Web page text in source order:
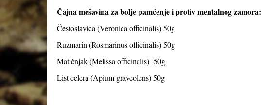
Čajna mešavina za bolje pamćenje i protiv mentalnog zamora:
Čestoslavica (Veronica officinalis) 50g
Ruzmarin (Rosmarinus officinalis) 50g
Matičnjak (Melissa officinalis) 50g
List celera (Apium graveolens) 50g